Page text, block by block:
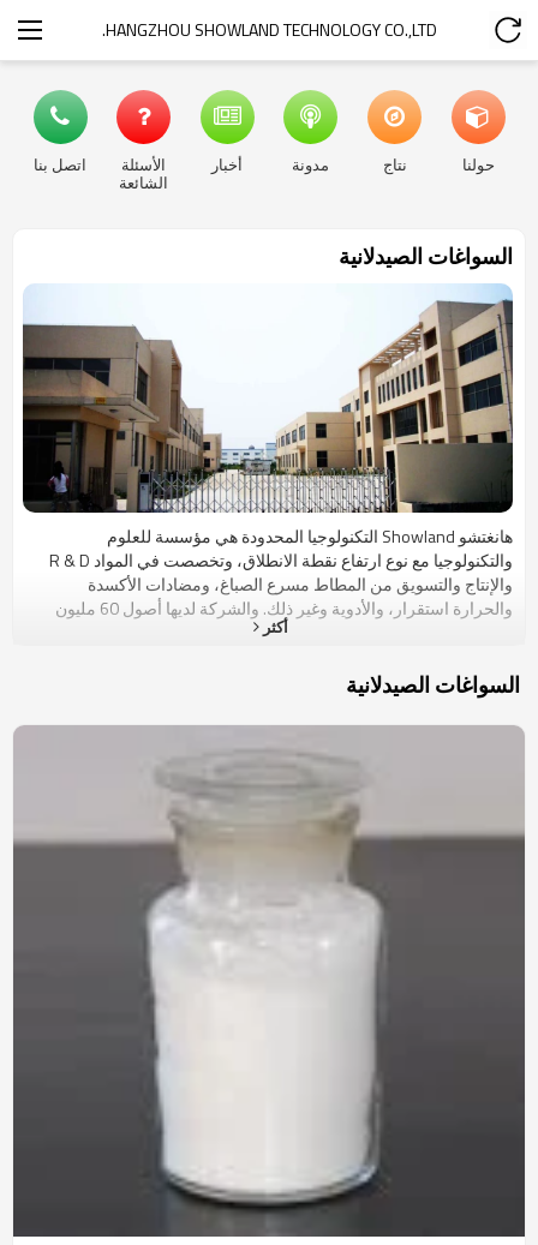
HANGZHOU SHOWLAND TECHNOLOGY CO.,LTD.
حولنا نتاج مدونة أخبار الأسئلة
الشائعة
اتصل بنا
السواغات الصيدلانية
هانغتشو Showland التكنولوجيا المحدودة هي مؤسسة للعلوم
والتكنولوجيا مع نوع ارتفاع نقطة الانطلاق، وتخصصت في المواد R & D
والإنتاج والتسويق من المطاط مسرع الصباغ، ومضادات الأكسدة
والحرارة استقرار، والأدوية وغير ذلك. والشركة لديها أصول 60 مليون
يوان، وتغطي مساحة قدرها 60،000 متر مربع. هناك نوعان من الشركات
للبحث وتطوير التكنولوجيا، ومراقبة إنتاج وتجريب التطبيق. وفي الوقت
نفسه، تشارك بعض قدامى المحاربين والخبراء لخدمة العملاء بشكل دائم.
امتلاك لدينا التكنولوجيا المتقدمة الإنتاج، والإدارة العلمية، الرائدة في إنتاج
المعدات المستوردة والمحلية ونوعية معدات الاختبار، ولقد مرت منتجاتنا
إدارة البيئة. في المستقبل، سوف Showland زيادة تحسين هيكل أعمالها
ودفع المزيد من الاهتمام لأعمالها الرئيسية. كما يقول المثل الصيني "الوئام
يجلب الثروة،" سوف Showland في محاولة لايجاد استراتيجية لتجنب
تآكل متناغم فوائد كلا المشغلين المنبع والمصب. هدفنا هو توفير قيمة أكبر
لعملائنا مع الناس دراية أفضل وأفضل التكنولوجيا. مهمتنا هي أن تكون
الرائدة في جميع أنحاء العالم لصناعة وتسويق التكنولوجيا يحركها الخدمات
الكيميائية المتخصصة والمنتجات والحلول. لجعل هذا حقيقة واقعة، وسوف
Showland الاستفادة من قدرة الابتكار والمنافسة استراتيجية استخدام
Showland بناء نفسها إلى شركة المجموعة الكيميائية أكبر وأقوى مع
أكثر
السواغات الصيدلانية